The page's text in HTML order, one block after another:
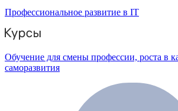
Профессиональное развитие в IT
Обучение для смены профессии, роста в
саморазвития